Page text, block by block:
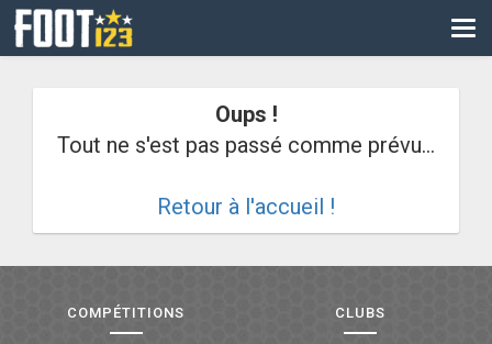
CM
Oups !
Tout ne s'est pas passé comme prévu...
Retour à l'accueil !
COMPÉTITIONS CLUBS